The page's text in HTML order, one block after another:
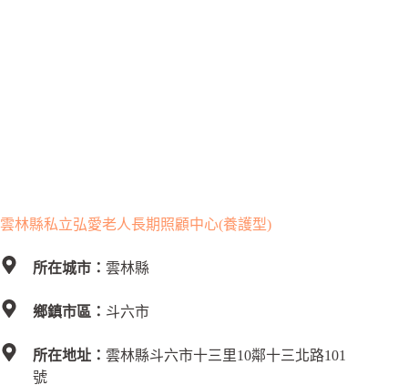
雲林縣私立弘愛老人長期照顧中心(養護型)
所在城市： 雲林縣
鄉鎮市區： 斗六市
所在地址： 雲林縣斗六市十三里10鄰十三北路101
號